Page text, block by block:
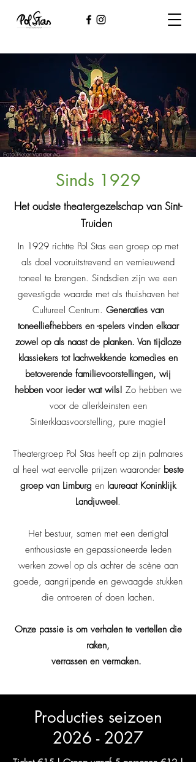
Sinds 1929
Het oudste theatergezelschap van Sint-
Truiden
In 1929 richtte Pol Stas een groep op met
als doel vooruitstrevend en vernieuwend
toneel te brengen. Sindsdien zijn we een
gevestigde waarde met als thuishaven het
Cultureel Centrum. Generaties van
toneelliefhebbers en -spelers vinden elkaar
zowel op als naast de planken. Van tijdloze
klassiekers tot lachwekkende komedies en
betoverende familievoorstellingen, wij
hebben voor ieder wat wils! Zo hebben we
voor de allerkleinsten een
Sinterklaasvoorstelling, pure magie!
Theatergroep Pol Stas heeft op zijn palmares
al heel wat eervolle prijzen waaronder beste
groep van Limburg en laureaat Koninklijk
Landjuweel.
Het bestuur, samen met een dertigtal
enthousiaste en gepassioneerde leden
werken zowel op als achter de scène aan
goede, aangrijpende en gewaagde stukken
die ontroeren of doen lachen.
Onze passie is om verhalen te vertellen die
raken,
verrassen en vermaken.
Producties seizoen
2026 - 2027